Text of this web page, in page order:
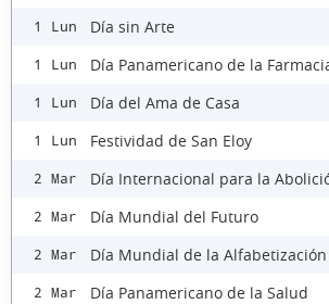
1 Lun Día sin Arte
1 Lun Día Panamericano de la
1 Lun Día del Ama de Casa
1 Lun Festividad de San Eloy
2 Mar Día Internacional para la
2 Mar Día Mundial del Futuro
2 Mar Día Mundial de la
2 Mar Día Panamericano de la Salud